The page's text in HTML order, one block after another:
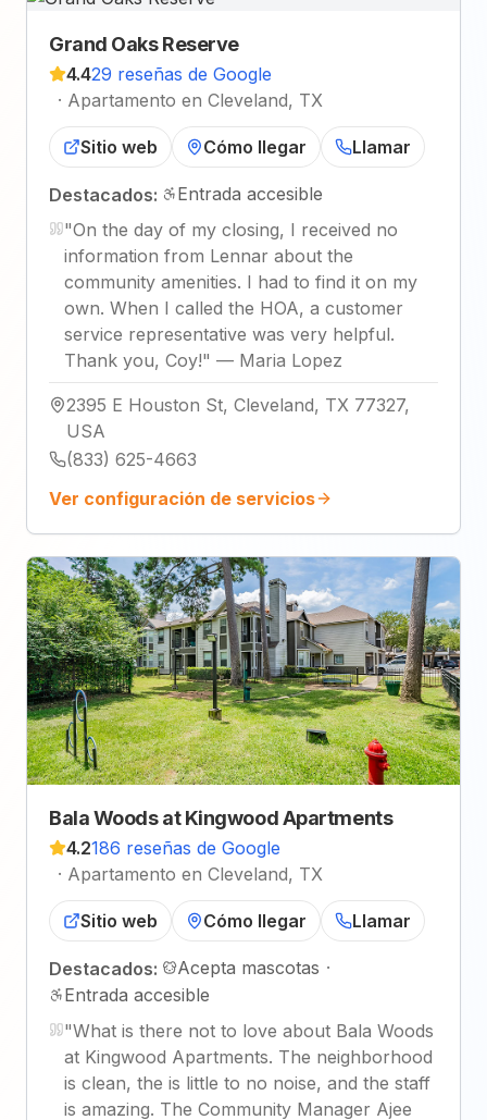
Grand Oaks Reserve
4.429 reseñas de Google
· Apartamento en Cleveland, TX
Sitio web Cómo llegar Llamar
Destacados:
Entrada accesible
"On the day of my closing, I received no
information from Lennar about the
community amenities. I had to find it on my
own. When I called the HOA, a customer
service representative was very helpful.
Thank you, Coy!" — Maria Lopez
2395 E Houston St, Cleveland, TX 77327,
USA
(833) 625-4663
Ver configuración de servicios
Bala Woods at Kingwood Apartments
4.2186 reseñas de Google
· Apartamento en Cleveland, TX
Sitio web Cómo llegar Llamar
Destacados: Acepta mascotas ·
Entrada accesible
"What is there not to love about Bala Woods
at Kingwood Apartments. The neighborhood
is clean, the is little to no noise, and the staff
is amazing. The Community Manager Ajee